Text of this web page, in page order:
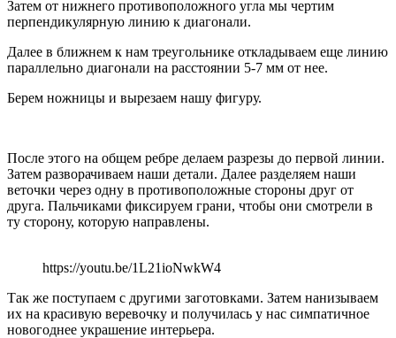
Затем от нижнего противоположного угла мы чертим
перпендикулярную линию к диагонали.
Далее в ближнем к нам треугольнике откладываем еще линию
параллельно диагонали на расстоянии 5-7 мм от нее.
Берем ножницы и вырезаем нашу фигуру.
После этого на общем ребре делаем разрезы до первой линии.
Затем разворачиваем наши детали. Далее разделяем наши
веточки через одну в противоположные стороны друг от
друга. Пальчиками фиксируем грани, чтобы они смотрели в
ту сторону, которую направлены.
https://youtu.be/1L21ioNwkW4
Так же поступаем с другими заготовками. Затем нанизываем
их на красивую веревочку и получилась у нас симпатичное
новогоднее украшение интерьера.